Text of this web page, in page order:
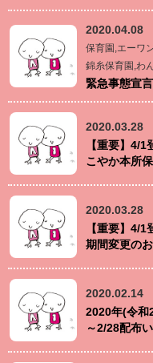
2020.04.08
保育園,エーワ
錦糸保育園,わ
緊急事態宣
2020.03.28
【重要】4/
こやか本所
2020.03.28
【重要】4/
期間変更の
2020.02.14
2020年(令和
～2/28配布